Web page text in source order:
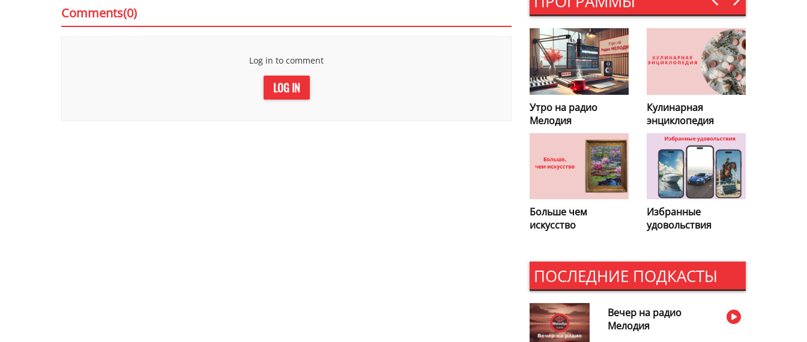
Comments(0)
Log in to comment
LOG IN
Утро на радио
Мелодия
Больше чем
искусство
Кулинарная
энциклопедия
Избранные
удовольствия
ПОСЛЕДНИЕ ПОДКАСТЫ
Вечер на радио
Мелодия